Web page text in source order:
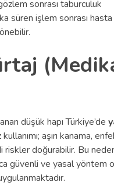
sonrası taburculuk
süren işlem sonrası hasta
düşük hapı Türkiye’de
aşırı kanama,
riskler doğurabilir. Bu
güvenli ve yasal yöntem